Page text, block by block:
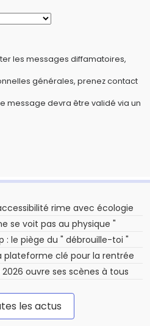
les messages diffamatoires,
générales, prenez contact
message devra être validé via un
rime avec écologie
se voit pas au physique "
: le piège du " débrouille-toi "
plateforme clé pour la rentrée
ouvre ses scènes à tous
les actus